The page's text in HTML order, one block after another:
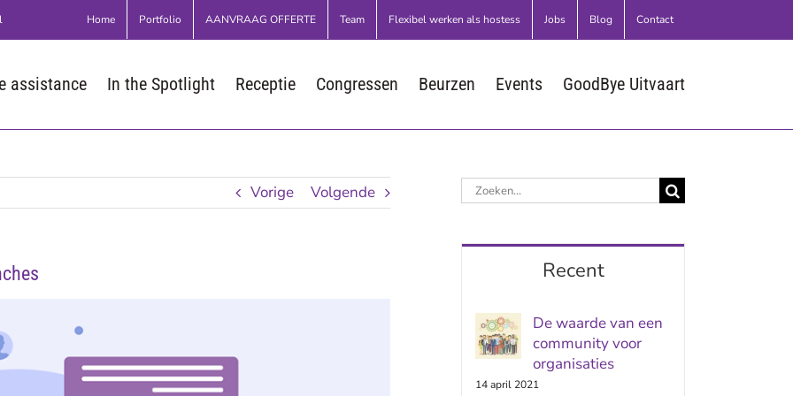
Home Portfolio AANVRAAG OFFERTE Team Flexibel werken als hostess Jobs Blog Contact
assistance In the Spotlight Receptie Congressen Beurzen Events GoodBye Uitvaart
Vorige Volgende
Zoeken
Recent
De waarde van een
community voor
organisaties
14 april 2021